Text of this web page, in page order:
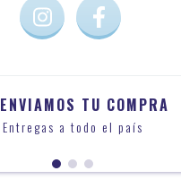
ENVIAMOS TU COMPRA
Entregas a todo el país